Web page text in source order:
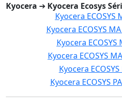
Kyocera ➔ Kyocera Ecosys
Kyocera ECOSYS
Kyocera ECOSYS
Kyocera ECOSYS
Kyocera ECOSYS
Kyocera
Kyocera ECOSYS